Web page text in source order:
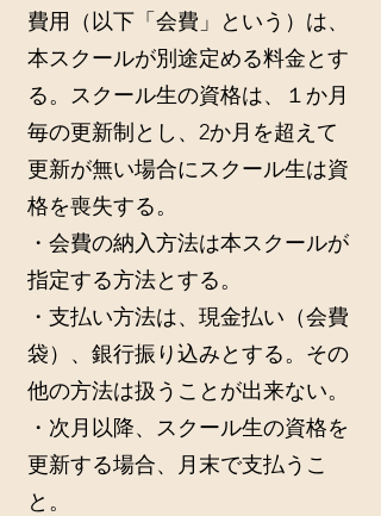
費用（以下「会費」という）は、
本スクールが別途定める料金とす
る。スクール生の資格は、１か月
毎の更新制とし、2か月を超えて
更新が無い場合にスクール生は資
格を喪失する。
・会費の納入方法は本スクールが
指定する方法とする。
・支払い方法は、現金払い（会費
袋）、銀行振り込みとする。その
他の方法は扱うことが出来ない。
・次月以降、スクール生の資格を
更新する場合、月末で支払うこ
と。